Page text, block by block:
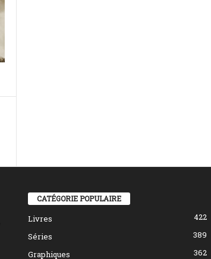
CATÉGORIE POPULAIRE
Livres
422
Séries
389
Graphiques
362